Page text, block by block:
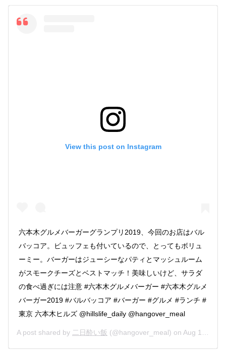
View this post on Instagram
六本木グルメバーガーグランプリ2019、今回のお店はバル
バッコア。ビュッフェも付いているので、とってもボリュ
ーミー。バーガーはジューシーなパティとマッシュルーム
がスモークチーズとベストマッチ！美味しいけど、サラダ
の食べ過ぎには注意 #六本木グルメバーガー #六本木グルメ
バーガー2019 #バルバッコア #バーガー #グルメ #ランチ #
東京 六本木ヒルズ @hillslife_daily @hangover_meal
A post shared by 二日酔い飯 (@hangover_meal) on Aug 14, 2019 at 10:34pm PDT